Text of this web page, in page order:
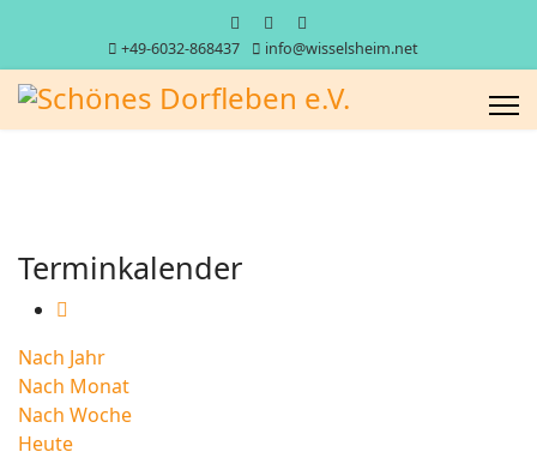
+49-6032-868437 info@wisselsheim.net
Terminkalender
Nach Jahr
Nach Monat
Nach Woche
Heute